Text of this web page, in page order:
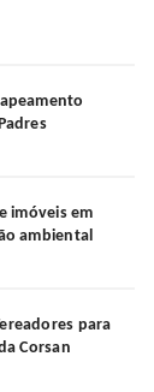
imóveis em
ambiental
para
Corsan